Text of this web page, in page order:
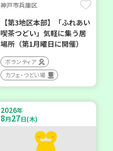
神戸市兵庫区
【第3地区本部】「ふれあい
喫茶つどい」気軽に集う居
場所（第1月曜日に開催）
ボランティア
カフェ・つどい場
2026年
8月27日(木)